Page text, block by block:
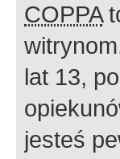
COPPA
lat 13,
jesteś